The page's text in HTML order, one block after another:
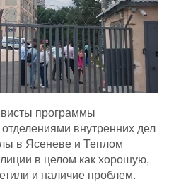
программы
внутренних дел
в Ясеневе и Теплом
в целом как хорошую,
и наличие проблем.